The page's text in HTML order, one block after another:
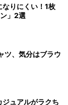
なりにくい！1枚
」2選
ツ、気分はブラウ
ュアルがラクち